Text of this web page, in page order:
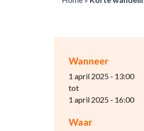
Wanneer
1 april 2025 - 13:00
tot
1 april 2025 - 16:00
Waar